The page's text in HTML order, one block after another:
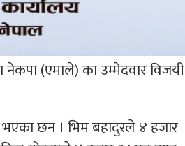
नेकपा (एमाले) का उम्मेदवार विजयी
छन । भिम बहादुरले ४ हजार